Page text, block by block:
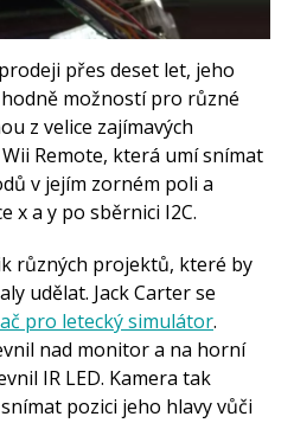
Arduino roboti
Tinylab
Makeblock
Micro:bit
Videa
Koupit
přes deset let, jeho
možností pro různé
z velice zajímavých
Remote, která umí snímat
v jejím zorném poli a
x a y po sběrnici I2C.
různých projektů, které by
udělat. Jack Carter se
pro letecký simulátor.
nad monitor a na horní
IR LED. Kamera tak
pozici jeho hlavy vůči